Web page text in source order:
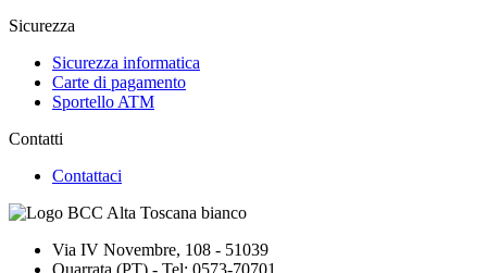
Sicurezza
Sicurezza informatica
Carte di pagamento
Sportello ATM
Contatti
Contattaci
Via IV Novembre, 108 - 51039